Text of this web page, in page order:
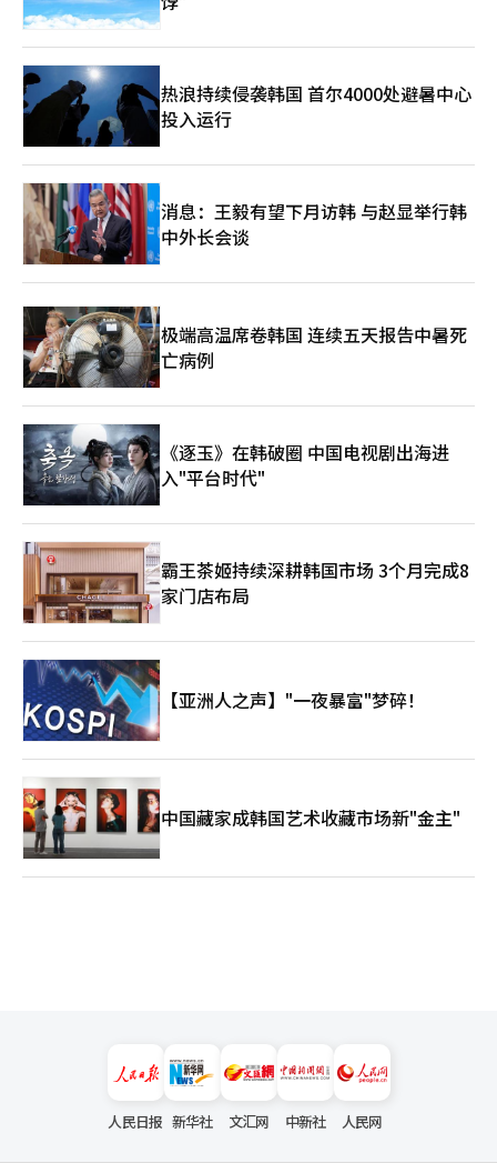
热浪持续侵袭韩国 首尔4000处避暑中心
投入运行
消息：王毅有望下月访韩 与赵显举行韩
中外长会谈
极端高温席卷韩国 连续五天报告中暑死
亡病例
《逐玉》在韩破圈 中国电视剧出海进
入"平台时代"
霸王茶姬持续深耕韩国市场 3个月完成8
家门店布局
【亚洲人之声】"一夜暴富"梦碎！
中国藏家成韩国艺术收藏市场新"金主"
人民日报 新华社 文汇网 中新社 人民网